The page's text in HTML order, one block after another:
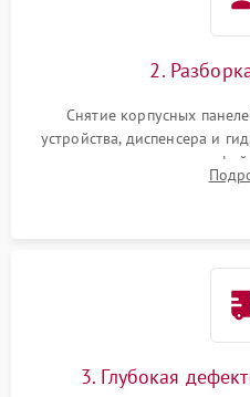
2.
Снятие корпусных
устройства, диспенсера и
внутренних узлов от
Промывка дренажных
3. Глубокая